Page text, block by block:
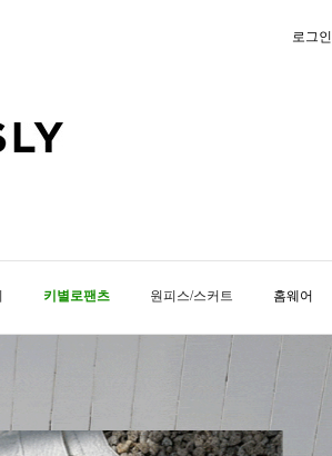
로그인
키별로팬츠 원피스/스커트 홈웨어